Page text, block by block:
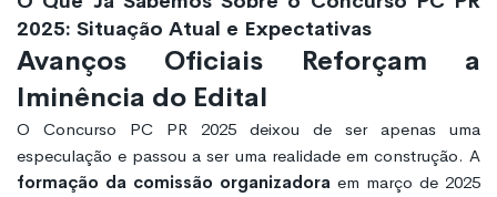
2025: Situação Atual e Expectativas
Avanços Oficiais Reforçam a
Iminência do Edital
O Concurso PC PR 2025 deixou de ser apenas uma
especulação e passou a ser uma realidade em construção. A
formação da comissão organizadora em março de 2025